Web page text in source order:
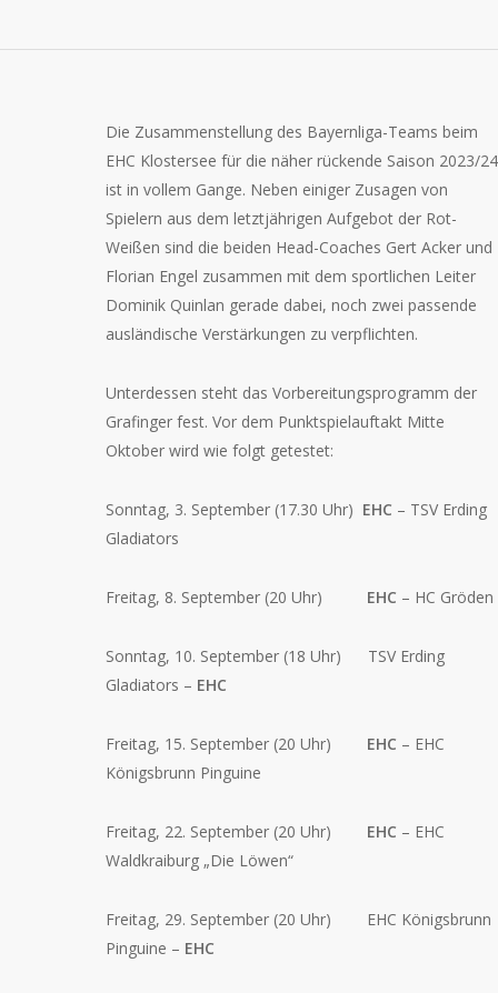
Die Zusammenstellung des Bayernliga-Teams beim
EHC Klostersee für die näher rückende Saison 2023/24
ist in vollem Gange. Neben einiger Zusagen von
Spielern aus dem letztjährigen Aufgebot der Rot-
Weißen sind die beiden Head-Coaches Gert Acker und
Florian Engel zusammen mit dem sportlichen Leiter
Dominik Quinlan gerade dabei, noch zwei passende
ausländische Verstärkungen zu verpflichten.
Unterdessen steht das Vorbereitungsprogramm der
Grafinger fest. Vor dem Punktspielauftakt Mitte
Oktober wird wie folgt getestet:
Sonntag, 3. September (17.30 Uhr) EHC – TSV Erding
Gladiators
Freitag, 8. September (20 Uhr) EHC – HC Gröden
Sonntag, 10. September (18 Uhr) TSV Erding
Gladiators – EHC
Freitag, 15. September (20 Uhr) EHC – EHC
Königsbrunn Pinguine
Freitag, 22. September (20 Uhr) EHC – EHC
Waldkraiburg „Die Löwen“
Freitag, 29. September (20 Uhr) EHC Königsbrunn
Pinguine – EHC